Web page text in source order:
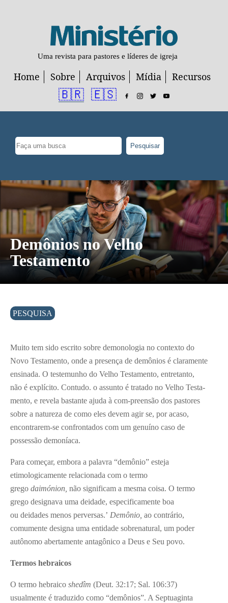
Uma revista para pastores e líderes de igreja
Home Sobre Arquivos Mídia Recursos
🇧🇷 🇪🇸
Pesquisar
Demônios no Velho
Testamento
PESQUISA
Muito tem sido escrito sobre demonologia no contexto do
Novo Testamento, onde a presença de demônios é claramente
ensinada. O testemunho do Velho Testamento, entretanto,
não é explícito. Contudo. o assunto é tratado no Velho Testa-
mento, e revela bastante ajuda à com-preensão dos pastores
sobre a natureza de como eles devem agir se, por acaso,
encontrarem-se confrontados com um genuíno caso de
possessão demoníaca.
Para começar, embora a palavra “demônio” esteja
etimologicamente relacionada com o termo
grego daimónion, não significam a mesma coisa. O termo
grego designava uma deidade, especificamente boa
ou deidades menos perversas.’ Demônio, ao contrário,
comumente designa uma entidade sobrenatural, um poder
autônomo abertamente antagônico a Deus e Seu povo.
Termos hebraicos
O termo hebraico shedîm (Deut. 32:17; Sal. 106:37)
usualmente é traduzido como “demônios”. A Septuaginta